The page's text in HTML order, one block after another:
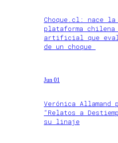
Choque.cl: nace la
plataforma
artificial que
de un choque
Jun 01
Verónica Allamand
“Relatos a
su linaje